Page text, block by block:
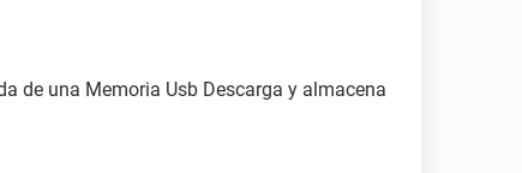
de una Memoria Usb Descarga y almacena